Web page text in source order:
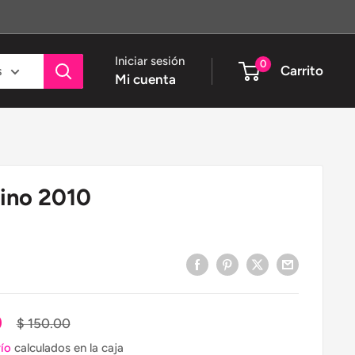
Iniciar sesión
Mi cuenta
0 Carrito
2010
Precio
$ 150.00
calculados en la caja